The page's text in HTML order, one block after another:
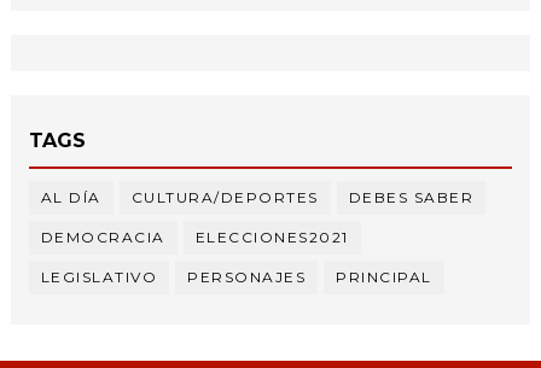
TAGS
AL DÍA CULTURA/DEPORTES DEBES SABER
DEMOCRACIA ELECCIONES2021
LEGISLATIVO PERSONAJES PRINCIPAL